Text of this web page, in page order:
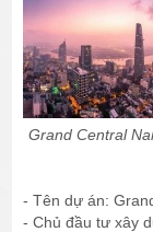
Grand Central
- Tên dự án:
- Chủ đầu tư xây